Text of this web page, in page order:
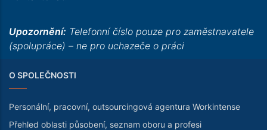
Upozornění: Telefonní číslo pouze pro zaměstnavatele
(spolupráce) – ne pro uchazeče o práci
O SPOLEČNOSTI
Personální, pracovní, outsourcingová agentura Workintense
Přehled oblasti působení, seznam oboru a profesi